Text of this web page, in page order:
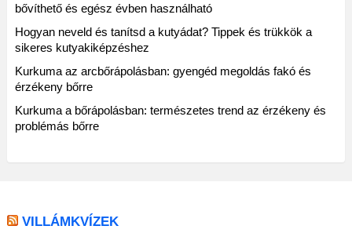
bővíthető és egész évben használható
Hogyan neveld és tanítsd a kutyádat? Tippek és trükkök a
sikeres kutyakiképzéshez
Kurkuma az arcbőrápolásban: gyengéd megoldás fakó és
érzékeny bőrre
Kurkuma a bőrápolásban: természetes trend az érzékeny és
problémás bőrre
VILLÁMKVÍZEK